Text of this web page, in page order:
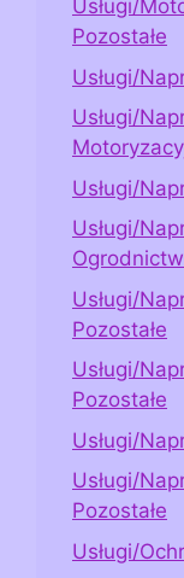
Usługi/
Pozostałe
Usługi/
Usługi/
Usługi/
Usługi/
Usługi/
Pozostałe
Usługi/
Pozostałe
Usługi/
Usługi/
Pozostałe
Usługi/